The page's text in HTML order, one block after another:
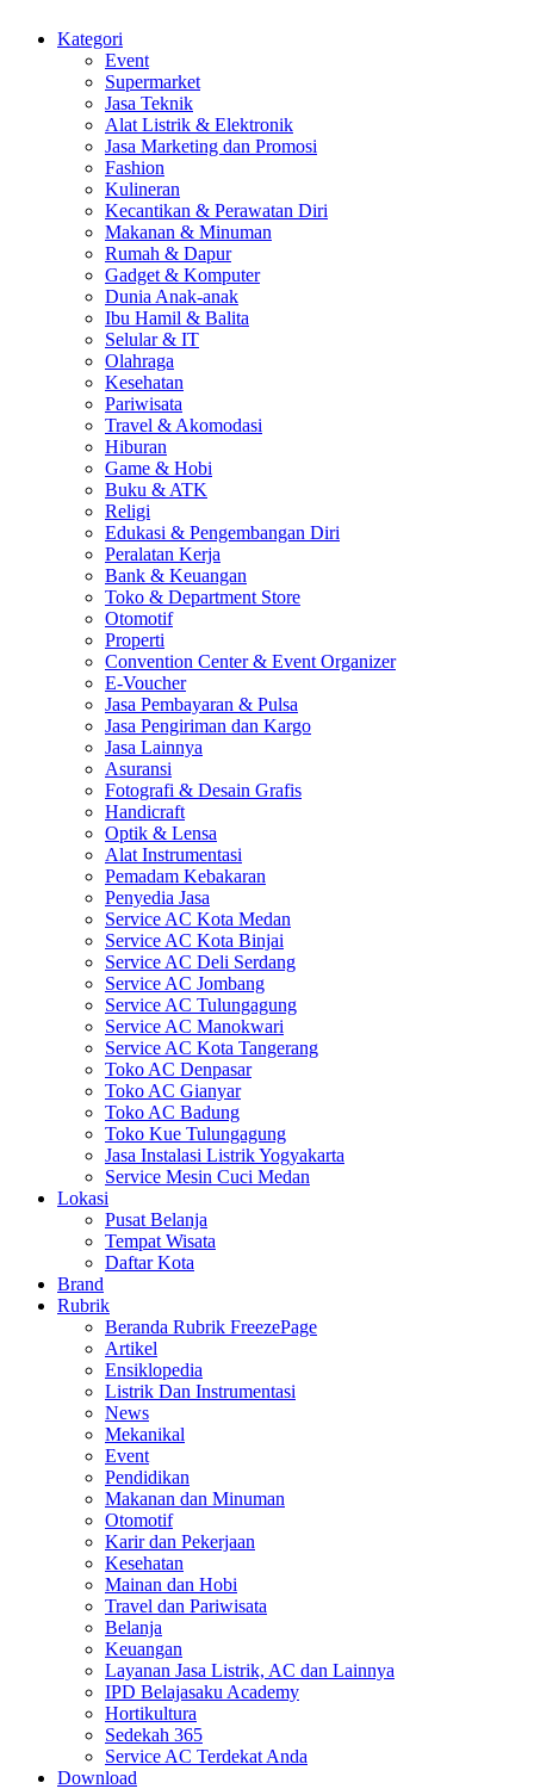
Kategori
Event
Supermarket
Jasa Teknik
Alat Listrik & Elektronik
Jasa Marketing dan Promosi
Fashion
Kulineran
Kecantikan & Perawatan Diri
Makanan & Minuman
Rumah & Dapur
Gadget & Komputer
Dunia Anak-anak
Ibu Hamil & Balita
Selular & IT
Olahraga
Kesehatan
Pariwisata
Travel & Akomodasi
Hiburan
Game & Hobi
Buku & ATK
Religi
Edukasi & Pengembangan Diri
Peralatan Kerja
Bank & Keuangan
Toko & Department Store
Otomotif
Properti
Convention Center & Event Organizer
E-Voucher
Jasa Pembayaran & Pulsa
Jasa Pengiriman dan Kargo
Jasa Lainnya
Asuransi
Fotografi & Desain Grafis
Handicraft
Optik & Lensa
Alat Instrumentasi
Pemadam Kebakaran
Penyedia Jasa
Service AC Kota Medan
Service AC Kota Binjai
Service AC Deli Serdang
Service AC Jombang
Service AC Tulungagung
Service AC Manokwari
Service AC Kota Tangerang
Toko AC Denpasar
Toko AC Gianyar
Toko AC Badung
Toko Kue Tulungagung
Jasa Instalasi Listrik Yogyakarta
Service Mesin Cuci Medan
Lokasi
Pusat Belanja
Tempat Wisata
Daftar Kota
Brand
Rubrik
Beranda Rubrik FreezePage
Artikel
Ensiklopedia
Listrik Dan Instrumentasi
News
Mekanikal
Event
Pendidikan
Makanan dan Minuman
Otomotif
Karir dan Pekerjaan
Kesehatan
Mainan dan Hobi
Travel dan Pariwisata
Belanja
Keuangan
Layanan Jasa Listrik, AC dan Lainnya
IPD Belajasaku Academy
Hortikultura
Sedekah 365
Service AC Terdekat Anda
Download